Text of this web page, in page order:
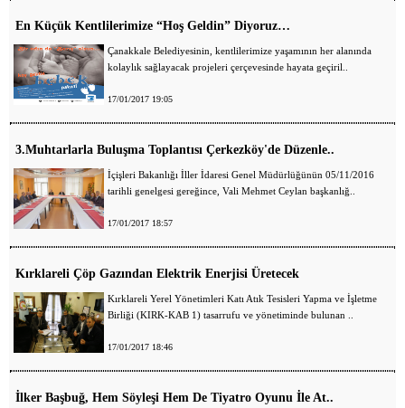
En Küçük Kentlilerimize “Hoş Geldin” Diyoruz…
Çanakkale Belediyesinin, kentlilerimize yaşamının her alanında
kolaylık sağlayacak projeleri çerçevesinde hayata geçiril..
17/01/2017 19:05
3.Muhtarlarla Buluşma Toplantısı Çerkezköy'de Düzenle..
İçişleri Bakanlığı İller İdaresi Genel Müdürlüğünün 05/11/2016
tarihli genelgesi gereğince, Vali Mehmet Ceylan başkanlığ..
17/01/2017 18:57
Kırklareli Çöp Gazından Elektrik Enerjisi Üretecek
Kırklareli Yerel Yönetimleri Katı Atık Tesisleri Yapma ve İşletme
Birliği (KIRK-KAB 1) tasarrufu ve yönetiminde bulunan ..
17/01/2017 18:46
İlker Başbuğ, Hem Söyleşi Hem De Tiyatro Oyunu İle At..